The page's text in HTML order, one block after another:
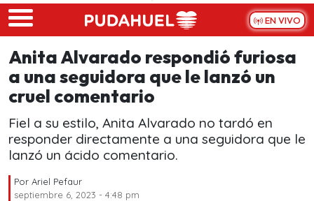
Skip to main content
EN VIVO
Anita Alvarado respondió furiosa
a una seguidora que le lanzó un
cruel comentario
Fiel a su estilo, Anita Alvarado no tardó en
responder directamente a una seguidora que le
lanzó un ácido comentario.
Por Ariel Pefaur
septiembre 6, 2023 - 4:48 pm